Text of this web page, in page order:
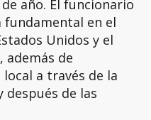
año. El funcionario
fundamental en el
Unidos y el
además de
a través de la
después de las